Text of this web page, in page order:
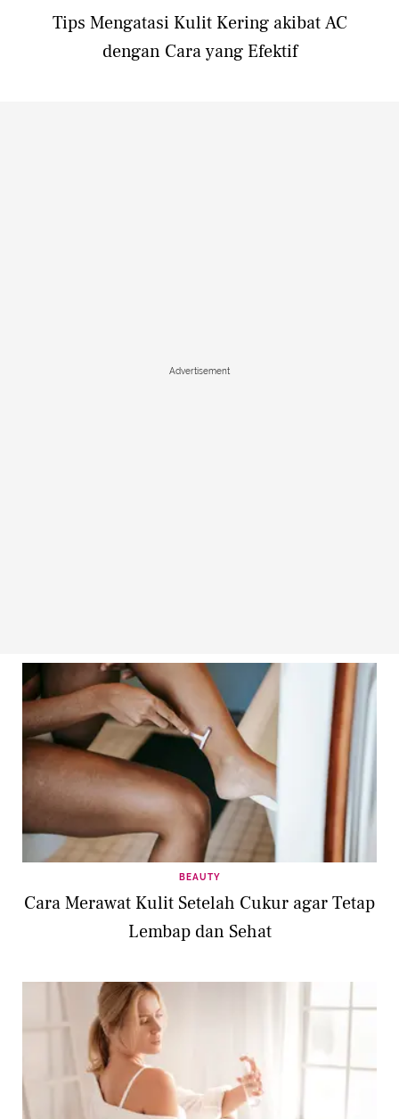
Tips Mengatasi Kulit Kering akibat AC
dengan Cara yang Efektif
Advertisement
BEAUTY
Cara Merawat Kulit Setelah Cukur agar Tetap
Lembap dan Sehat